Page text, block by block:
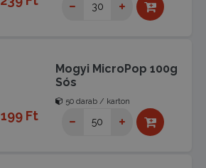
Mogyi MicroPop 100g
Sós
50 darab / karton
199 Ft